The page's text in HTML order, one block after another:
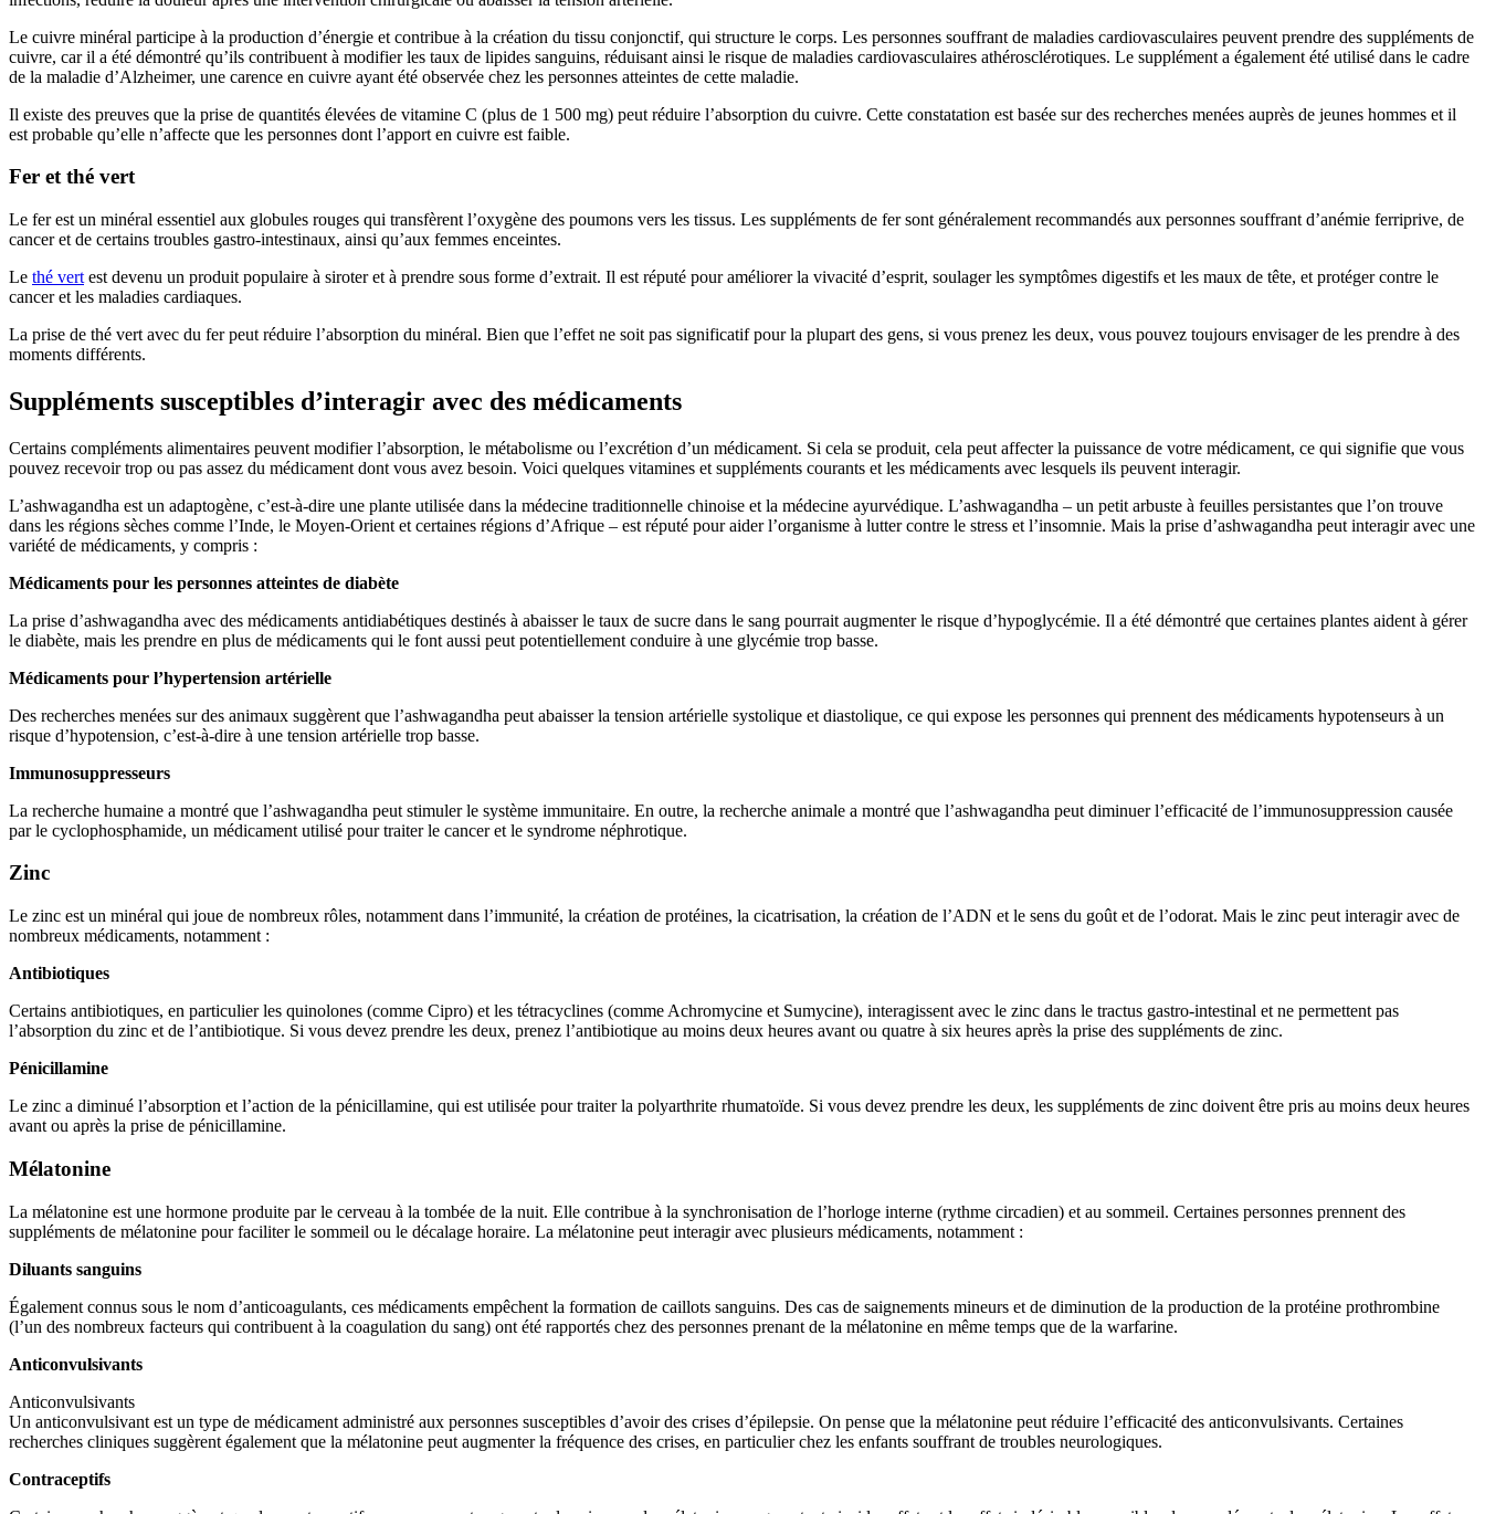
Le cuivre minéral participe à la production d’énergie et contribue à la création du tissu conjonctif, qui structure le corps. Les personnes souffrant de maladies cardiovasculaires peuvent prendre des suppléments de
cuivre, car il a été démontré qu’ils contribuent à modifier les taux de lipides sanguins, réduisant ainsi le risque de maladies cardiovasculaires athérosclérotiques. Le supplément a également été utilisé dans le cadre
de la maladie d’Alzheimer, une carence en cuivre ayant été observée chez les personnes atteintes de cette maladie.
Il existe des preuves que la prise de quantités élevées de vitamine C (plus de 1 500 mg) peut réduire l’absorption du cuivre. Cette constatation est basée sur des recherches menées auprès de jeunes hommes et il
est probable qu’elle n’affecte que les personnes dont l’apport en cuivre est faible.
Fer et thé vert
Le fer est un minéral essentiel aux globules rouges qui transfèrent l’oxygène des poumons vers les tissus. Les suppléments de fer sont généralement recommandés aux personnes souffrant d’anémie ferriprive, de
cancer et de certains troubles gastro-intestinaux, ainsi qu’aux femmes enceintes.
Le thé vert est devenu un produit populaire à siroter et à prendre sous forme d’extrait. Il est réputé pour améliorer la vivacité d’esprit, soulager les symptômes digestifs et les maux de tête, et protéger contre le
cancer et les maladies cardiaques.
La prise de thé vert avec du fer peut réduire l’absorption du minéral. Bien que l’effet ne soit pas significatif pour la plupart des gens, si vous prenez les deux, vous pouvez toujours envisager de les prendre à des
moments différents.
Suppléments susceptibles d’interagir avec des médicaments
Certains compléments alimentaires peuvent modifier l’absorption, le métabolisme ou l’excrétion d’un médicament. Si cela se produit, cela peut affecter la puissance de votre médicament, ce qui signifie que vous
pouvez recevoir trop ou pas assez du médicament dont vous avez besoin. Voici quelques vitamines et suppléments courants et les médicaments avec lesquels ils peuvent interagir.
L’ashwagandha est un adaptogène, c’est-à-dire une plante utilisée dans la médecine traditionnelle chinoise et la médecine ayurvédique. L’ashwagandha – un petit arbuste à feuilles persistantes que l’on trouve
dans les régions sèches comme l’Inde, le Moyen-Orient et certaines régions d’Afrique – est réputé pour aider l’organisme à lutter contre le stress et l’insomnie. Mais la prise d’ashwagandha peut interagir avec une
variété de médicaments, y compris :
Médicaments pour les personnes atteintes de diabète
La prise d’ashwagandha avec des médicaments antidiabétiques destinés à abaisser le taux de sucre dans le sang pourrait augmenter le risque d’hypoglycémie. Il a été démontré que certaines plantes aident à gérer
le diabète, mais les prendre en plus de médicaments qui le font aussi peut potentiellement conduire à une glycémie trop basse.
Médicaments pour l’hypertension artérielle
Des recherches menées sur des animaux suggèrent que l’ashwagandha peut abaisser la tension artérielle systolique et diastolique, ce qui expose les personnes qui prennent des médicaments hypotenseurs à un
risque d’hypotension, c’est-à-dire à une tension artérielle trop basse.
Immunosuppresseurs
La recherche humaine a montré que l’ashwagandha peut stimuler le système immunitaire. En outre, la recherche animale a montré que l’ashwagandha peut diminuer l’efficacité de l’immunosuppression causée
par le cyclophosphamide, un médicament utilisé pour traiter le cancer et le syndrome néphrotique.
Zinc
Le zinc est un minéral qui joue de nombreux rôles, notamment dans l’immunité, la création de protéines, la cicatrisation, la création de l’ADN et le sens du goût et de l’odorat. Mais le zinc peut interagir avec de
nombreux médicaments, notamment :
Antibiotiques
Certains antibiotiques, en particulier les quinolones (comme Cipro) et les tétracyclines (comme Achromycine et Sumycine), interagissent avec le zinc dans le tractus gastro-intestinal et ne permettent pas
l’absorption du zinc et de l’antibiotique. Si vous devez prendre les deux, prenez l’antibiotique au moins deux heures avant ou quatre à six heures après la prise des suppléments de zinc.
Pénicillamine
Le zinc a diminué l’absorption et l’action de la pénicillamine, qui est utilisée pour traiter la polyarthrite rhumatoïde. Si vous devez prendre les deux, les suppléments de zinc doivent être pris au moins deux heures
avant ou après la prise de pénicillamine.
Mélatonine
La mélatonine est une hormone produite par le cerveau à la tombée de la nuit. Elle contribue à la synchronisation de l’horloge interne (rythme circadien) et au sommeil. Certaines personnes prennent des
suppléments de mélatonine pour faciliter le sommeil ou le décalage horaire. La mélatonine peut interagir avec plusieurs médicaments, notamment :
Diluants sanguins
Également connus sous le nom d’anticoagulants, ces médicaments empêchent la formation de caillots sanguins. Des cas de saignements mineurs et de diminution de la production de la protéine prothrombine
(l’un des nombreux facteurs qui contribuent à la coagulation du sang) ont été rapportés chez des personnes prenant de la mélatonine en même temps que de la warfarine.
Anticonvulsivants
Anticonvulsivants
Un anticonvulsivant est un type de médicament administré aux personnes susceptibles d’avoir des crises d’épilepsie. On pense que la mélatonine peut réduire l’efficacité des anticonvulsivants. Certaines
recherches cliniques suggèrent également que la mélatonine peut augmenter la fréquence des crises, en particulier chez les enfants souffrant de troubles neurologiques.
Contraceptifs